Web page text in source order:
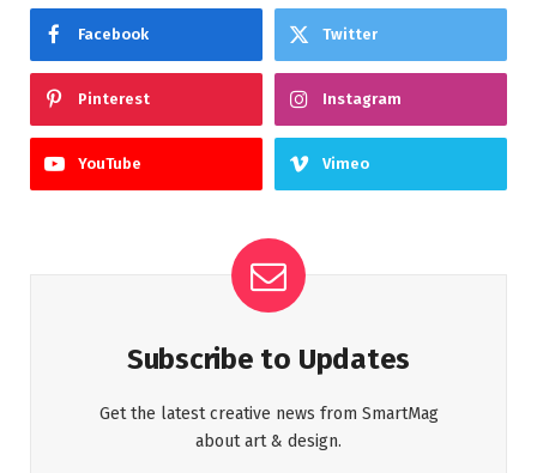
Facebook Twitter
Pinterest Instagram
YouTube Vimeo
Subscribe to Updates
Get the latest creative news from SmartMag
about art & design.